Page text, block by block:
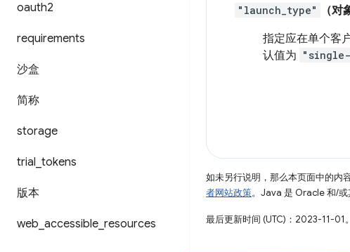
oauth2
requirements
沙盒
简称
storage
trial tokens
版本
web accessible resources
"launch_type"
（对
指定应在单个客
认值为
如未另行说明，那么本页面中的内
者网站政策。Java 是 Oracle 和/或
最后更新时间 (UTC)：2023-11-01。